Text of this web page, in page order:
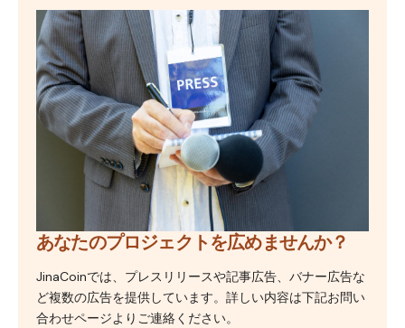
あなたのプロジェクトを広めませんか？
JinaCoinでは、プレスリリースや記事広告、バナー広告な
ど複数の広告を提供しています。詳しい内容は下記お問い
合わせページよりご連絡ください。